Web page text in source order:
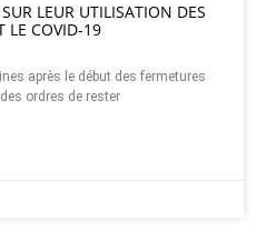
SUR LEUR UTILISATION DES
LE COVID-19
après le début des fermetures
ordres de rester